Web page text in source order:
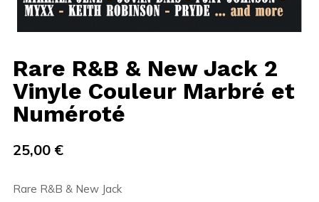
Rare R&B & New Jack 2
Vinyle Couleur Marbré et
Numéroté
25,00 €
Rare R&B & New Jack